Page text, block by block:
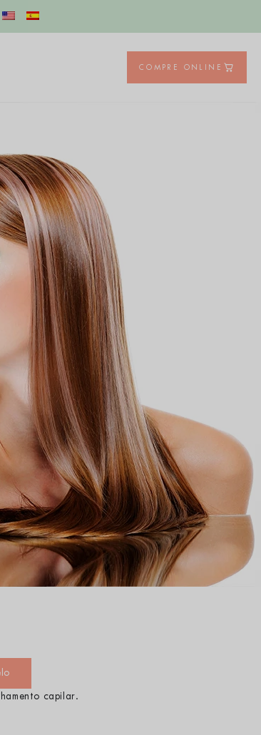
COMPRE ONLINE
capilar.